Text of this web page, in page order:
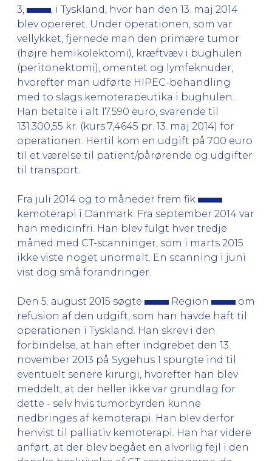
3,
, i Tyskland, hvor han den 13. maj 2014
blev opereret. Under operationen, som var
vellykket, fjernede man den primære tumor
(højre hemikolektomi), kræftvæv i bughulen
(peritonektomi), omentet og lymfeknuder,
hvorefter man udførte HIPEC-behandling
med to slags kemoterapeutika i bughulen.
Han betalte i alt 17.590 euro, svarende til
131.300,55 kr. (kurs 7,4645 pr. 13. maj 2014) for
operationen. Hertil kom en udgift på 700 euro
til et værelse til patient/pårørende og udgifter
til transport.
Fra juli 2014 og to måneder frem fik
kemoterapi i Danmark. Fra september 2014 var
han medicinfri. Han blev fulgt hver tredje
måned med CT-scanninger, som i marts 2015
ikke viste noget unormalt. En scanning i juni
vist dog små forandringer.
Den 5. august 2015 søgte Region
om
refusion af den udgift, som han havde haft til
operationen i Tyskland. Han skrev i den
forbindelse, at han efter indgrebet den 13.
november 2013 på Sygehus 1 spurgte ind til
eventuelt senere kirurgi, hvorefter han blev
meddelt, at der heller ikke var grundlag for
dette - selv hvis tumorbyrden kunne
nedbringes af kemoterapi. Han blev derfor
henvist til palliativ kemoterapi. Han har videre
anført, at der blev begået en alvorlig fejl i den